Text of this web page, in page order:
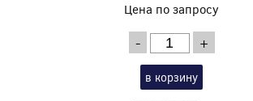
Цена по запросу
- +
в корзину